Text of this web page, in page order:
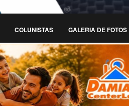
COLUNISTAS GALERIA DE FOTOS